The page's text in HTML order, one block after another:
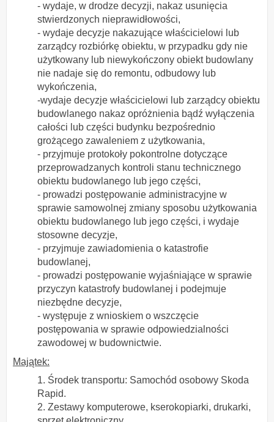
- wydaje, w drodze decyzji, nakaz usunięcia
stwierdzonych nieprawidłowości,
- wydaje decyzje nakazujące właścicielowi lub
zarządcy rozbiórkę obiektu, w przypadku gdy nie
użytkowany lub niewykończony obiekt budowlany
nie nadaje się do remontu, odbudowy lub
wykończenia,
-wydaje decyzje właścicielowi lub zarządcy obiektu
budowlanego nakaz opróżnienia bądź wyłączenia
całości lub części budynku bezpośrednio
grożącego zawaleniem z użytkowania,
- przyjmuje protokoły pokontrolne dotyczące
przeprowadzanych kontroli stanu technicznego
obiektu budowlanego lub jego części,
- prowadzi postępowanie administracyjne w
sprawie samowolnej zmiany sposobu użytkowania
obiektu budowlanego lub jego części, i wydaje
stosowne decyzje,
- przyjmuje zawiadomienia o katastrofie
budowlanej,
- prowadzi postępowanie wyjaśniające w sprawie
przyczyn katastrofy budowlanej i podejmuje
niezbędne decyzje,
- występuje z wnioskiem o wszczęcie
postępowania w sprawie odpowiedzialności
zawodowej w budownictwie.
Majątek:
1. Środek transportu: Samochód osobowy Skoda
Rapid.
2. Zestawy komputerowe, kserokopiarki, drukarki,